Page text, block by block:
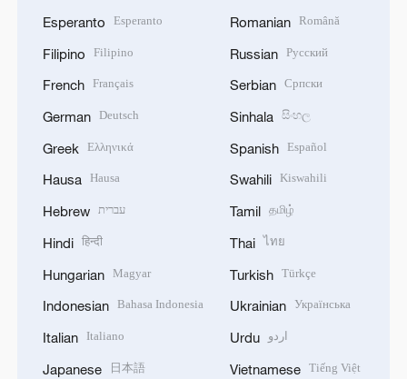
Esperanto Esperanto
Filipino Filipino
French Français
German Deutsch
Greek Ελληνικά
Hausa Hausa
Hebrew עברית
Hindi हिन्दी
Hungarian Magyar
Indonesian Bahasa Indonesia
Italian Italiano
Japanese 日本語
Romanian Română
Russian Русский
Serbian Српски
Sinhala සිංහල
Spanish Español
Swahili Kiswahili
Tamil தமிழ்
Thai ไทย
Turkish Türkçe
Ukrainian Українська
Urdu اردو
Vietnamese Tiếng Việt